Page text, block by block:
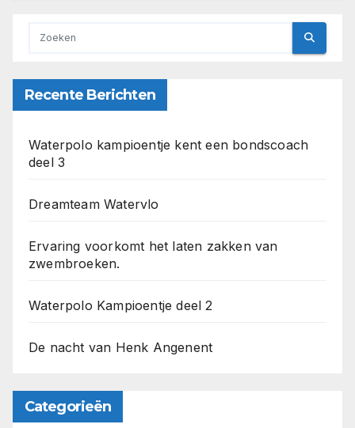
Recente Berichten
Waterpolo kampioentje kent een bondscoach
deel 3
Dreamteam Watervlo
Ervaring voorkomt het laten zakken van
zwembroeken.
Waterpolo Kampioentje deel 2
De nacht van Henk Angenent
Categorieën